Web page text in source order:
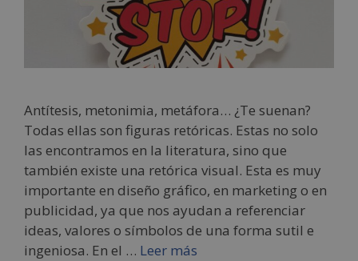
Antítesis, metonimia, metáfora… ¿Te suenan?
Todas ellas son figuras retóricas. Estas no solo
las encontramos en la literatura, sino que
también existe una retórica visual. Esta es muy
importante en diseño gráfico, en marketing o en
publicidad, ya que nos ayudan a referenciar
ideas, valores o símbolos de una forma sutil e
ingeniosa. En el … Leer más